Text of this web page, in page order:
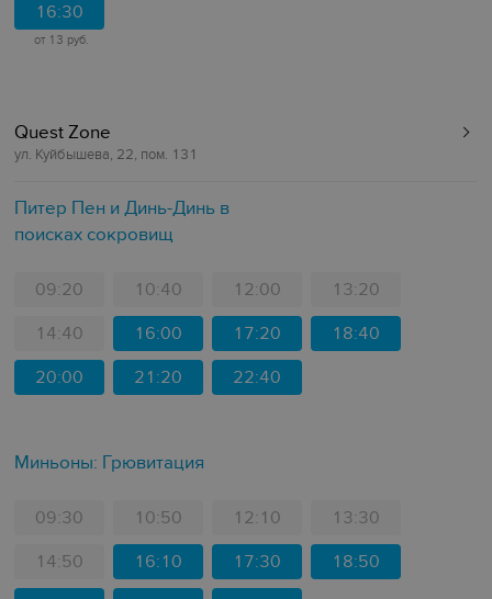
16:30
от 13 руб.
Quest Zone
ул. Куйбышева, 22, пом. 131
Питер Пен и Динь-Динь в
поисках сокровищ
09:20 10:40 12:00
13:20
14:40
16:00 17:20
18:40
20:00
21:20 22:40
Миньоны: Грювитация
09:30 10:50 12:10
13:30
14:50
16:10 17:30
18:50